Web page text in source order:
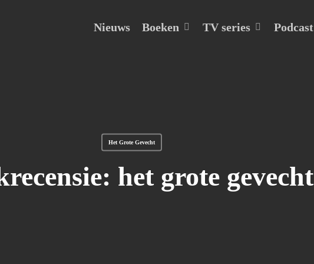
Nieuws Boeken TV series Podcast
Het Grote Gevecht
het grote gevecht